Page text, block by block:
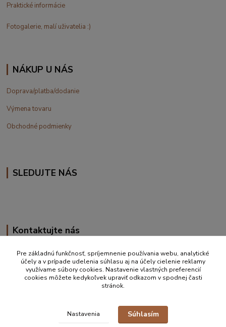
Praktické informácie
Fotogalerie, malí uživatelia :)
NÁKUP U NÁS
Doprava/platba/dodanie
Výmena tovaru
Obchodné podmienky
SLEDUJTE NÁS
Kontaktujte nás
+420 777 610 855
info@vakynaspanie.sk
Pre základnú funkčnosť, spríjemnenie používania webu, analytické
účely a v prípade udelenia súhlasu aj na účely cielenie reklamy
využívame súbory cookies. Nastavenie vlastných preferencií
cookies môžete kedykoľvek upraviť odkazom v spodnej časti
stránok.
Nastavenia Súhlasím